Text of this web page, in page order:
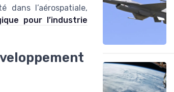
dans l’aérospatiale,
pour l’industrie